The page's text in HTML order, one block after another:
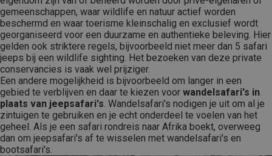
gemeenschappen, waar wildlife en natuur actief worden
beschermd en waar toerisme kleinschalig en exclusief wordt
georganiseerd voor een duurzame en authentieke beleving. Hier
gelden ook striktere regels, bijvoorbeeld niet meer dan 5 safari
jeeps bij een wildlife sighting. Het bezoeken van deze private
conservancies is vaak wel prijziger.
Een andere mogelijkheid is bijvoorbeeld om langer in een
gebied te verblijven en daar te kiezen voor wandelsafari's in
plaats van jeepsafari's. Wandelsafari's nodigen je uit om al je
zintuigen te gebruiken en je echt onderdeel te voelen van het
geheel. Als je een safari rondreis naar Afrika boekt, overweeg
dan om jeepsafari's af te wisselen met wandelsafari's en
bootsafari's.